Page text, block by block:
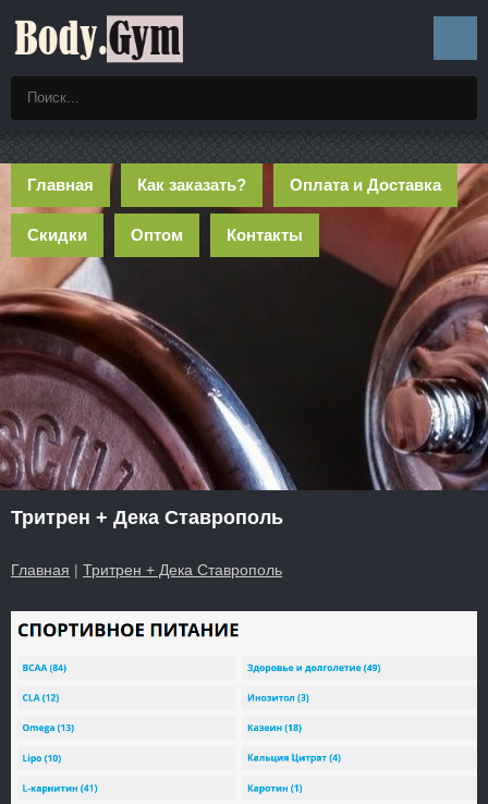
Главная Как заказать? Оплата и Доставка
Скидки Оптом Контакты
Тритрен + Дека Ставрополь
Главная | Тритрен + Дека Ставрополь